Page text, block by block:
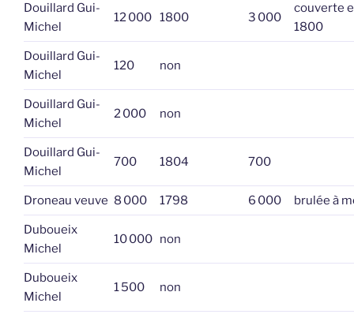
Douillard Gui-
Michel
12 000 1800 3 000
couverte
1800
Douillard Gui-
Michel
120 non
Douillard Gui-
Michel
2 000 non
Douillard Gui-
Michel
700 1804 700
Droneau veuve 8 000 1798 6 000 brulée à
Duboueix
Michel
10 000 non
Duboueix
Michel
1 500 non